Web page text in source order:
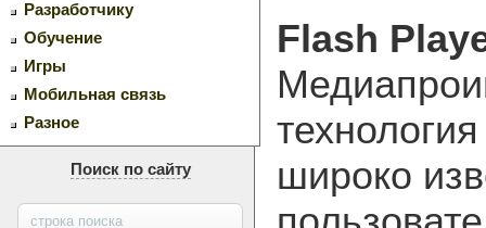
Разработчику
Обучение
Игры
Мобильная связь
Разное
Поиск по сайту
Flash
широко